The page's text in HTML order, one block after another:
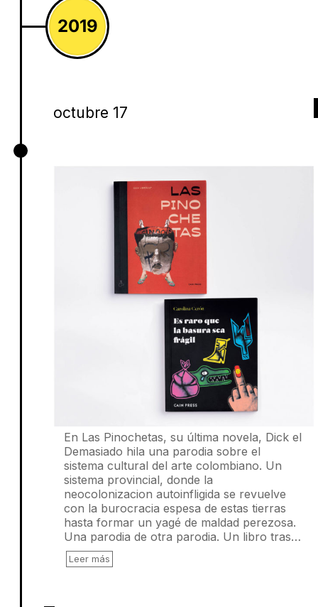
2019
octubre 17
En Las Pinochetas, su última novela, Dick el
Demasiado hila una parodia sobre el
sistema cultural del arte colombiano. Un
sistema provincial, donde la
neocolonizacion autoinfligida se revuelve
con la burocracia espesa de estas tierras
hasta formar un yagé de maldad perezosa.
Una parodia de otra parodia. Un libro tras…
Leer más